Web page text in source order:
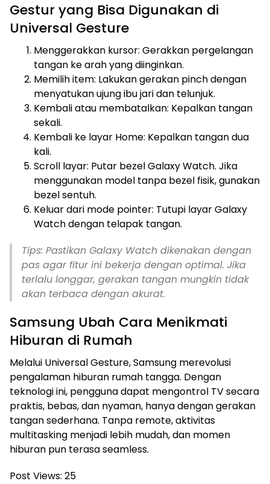
Gestur yang Bisa Digunakan di
Universal Gesture
Menggerakkan kursor: Gerakkan pergelangan
tangan ke arah yang diinginkan.
Memilih item: Lakukan gerakan pinch dengan
menyatukan ujung ibu jari dan telunjuk.
Kembali atau membatalkan: Kepalkan tangan
sekali.
Kembali ke layar Home: Kepalkan tangan dua
kali.
Scroll layar: Putar bezel Galaxy Watch. Jika
menggunakan model tanpa bezel fisik, gunakan
bezel sentuh.
Keluar dari mode pointer: Tutupi layar Galaxy
Watch dengan telapak tangan.
Tips: Pastikan Galaxy Watch dikenakan dengan
pas agar fitur ini bekerja dengan optimal. Jika
terlalu longgar, gerakan tangan mungkin tidak
akan terbaca dengan akurat.
Samsung Ubah Cara Menikmati
Hiburan di Rumah
Melalui Universal Gesture, Samsung merevolusi
pengalaman hiburan rumah tangga. Dengan
teknologi ini, pengguna dapat mengontrol TV secara
praktis, bebas, dan nyaman, hanya dengan gerakan
tangan sederhana. Tanpa remote, aktivitas
multitasking menjadi lebih mudah, dan momen
hiburan pun terasa seamless.
Post Views: 25